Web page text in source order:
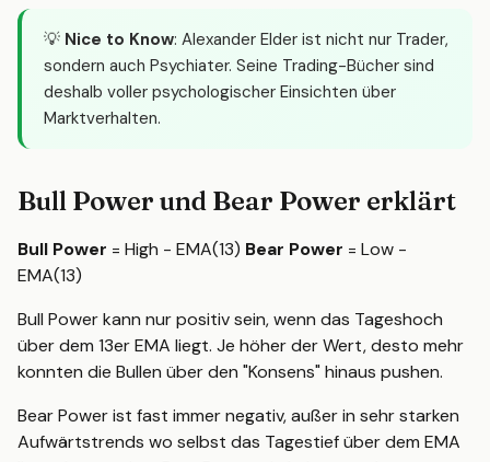
💡 Nice to Know: Alexander Elder ist nicht nur Trader,
sondern auch Psychiater. Seine Trading-Bücher sind
deshalb voller psychologischer Einsichten über
Marktverhalten.
Bull Power und Bear Power erklärt
Bull Power = High - EMA(13) Bear Power = Low -
EMA(13)
Bull Power kann nur positiv sein, wenn das Tageshoch
über dem 13er EMA liegt. Je höher der Wert, desto mehr
konnten die Bullen über den "Konsens" hinaus pushen.
Bear Power ist fast immer negativ, außer in sehr starken
Aufwärtstrends wo selbst das Tagestief über dem EMA